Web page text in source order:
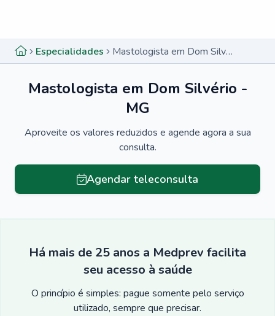
Especialidades Mastologista em Dom Silvério - MG
Mastologista em Dom Silvério -
MG
Aproveite os valores reduzidos e agende agora a sua
consulta.
Agendar teleconsulta
Há mais de 25 anos a Medprev facilita
seu acesso à saúde
O princípio é simples: pague somente pelo serviço
utilizado, sempre que precisar.